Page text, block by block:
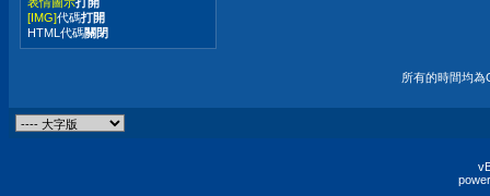
[IMG]代碼打開
HTML代碼關閉
所有的時間均為